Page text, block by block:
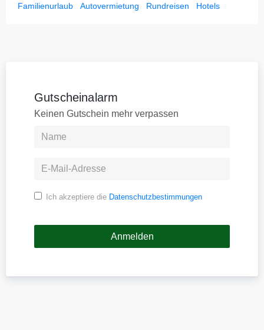
Familienurlaub
Autovermietung Rundreisen Hotels
Gutscheinalarm
Keinen Gutschein mehr verpassen
Ich akzeptiere die Datenschutzbestimmungen